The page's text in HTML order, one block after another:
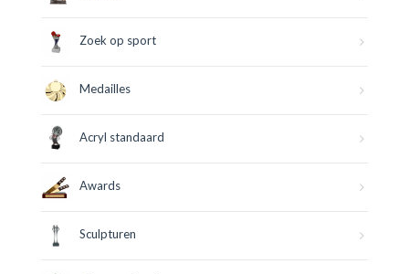
Zoek op sport
Medailles
Acryl standaard
Awards
Sculpturen